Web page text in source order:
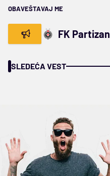
OBAVEŠTAVAJ ME
FK Partizan
SLEDEĆA VEST